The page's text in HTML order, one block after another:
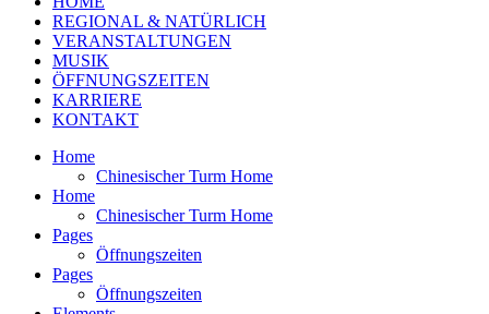
REGIONAL & NATÜRLICH
VERANSTALTUNGEN
MUSIK
ÖFFNUNGSZEITEN
KARRIERE
KONTAKT
Home
Chinesischer Turm Home
Home
Chinesischer Turm Home
Pages
Öffnungszeiten
Pages
Öffnungszeiten